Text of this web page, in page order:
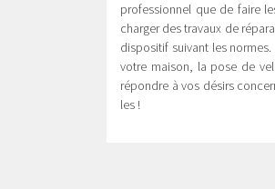
professionnel que de faire
charger des travaux de
dispositif suivant les
votre maison, la pose de
répondre à vos désirs
les !